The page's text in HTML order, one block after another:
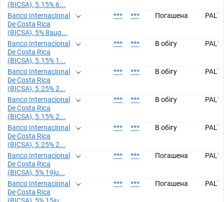
(BICSA), 5.15% 6...
Banco Internacional
De Costa Rica
(BICSA), 5% 8aug...
*** *** Погашена
Banco Internacional
De Costa Rica
(BICSA), 5.15% 1...
*** *** В обігу
Banco Internacional
De Costa Rica
(BICSA), 5.25% 2...
*** *** В обігу
Banco Internacional
De Costa Rica
(BICSA), 5.15% 2...
*** *** В обігу
Banco Internacional
De Costa Rica
(BICSA), 5.25% 2...
*** *** В обігу
Banco Internacional
De Costa Rica
(BICSA), 5% 19ju...
*** *** Погашена
Banco Internacional
De Costa Rica
*** *** Погашена